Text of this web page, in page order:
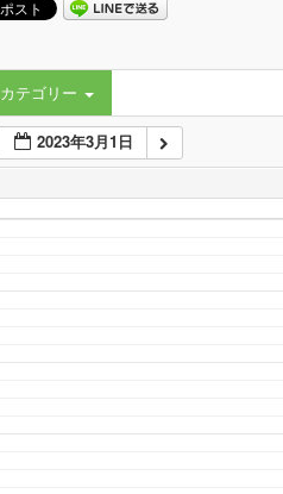
カテゴリー
2023年3月1日